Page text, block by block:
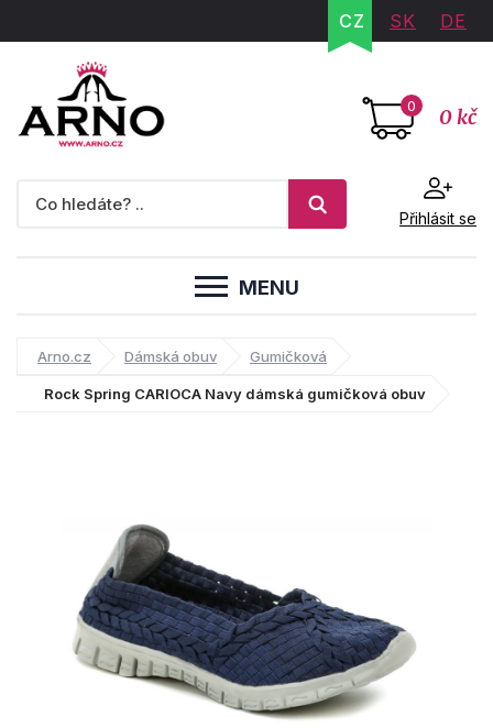
CZ SK DE
0 0 kč
Přihlásit se
MENU
Arno.cz Dámská obuv Gumičková
Rock Spring CARIOCA Navy dámská gumičková obuv